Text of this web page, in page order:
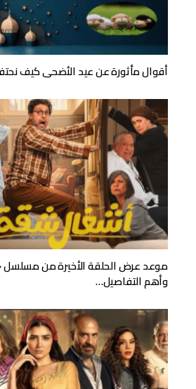
أقوال مأثورة عن عيد الأضحى كيف
موعد عرض الحلقة الأخيرة من
وأهم التفاصيل…